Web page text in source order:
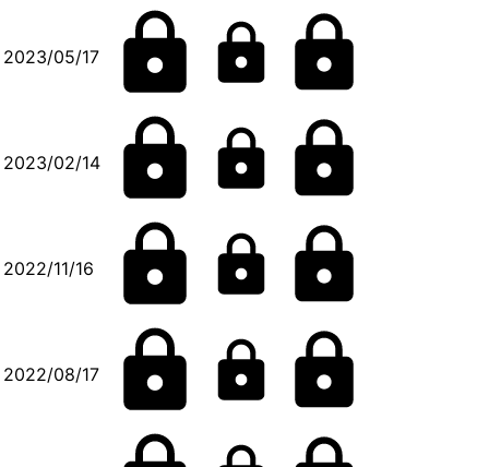
2023/05/17
2023/02/14
2022/11/16
2022/08/17